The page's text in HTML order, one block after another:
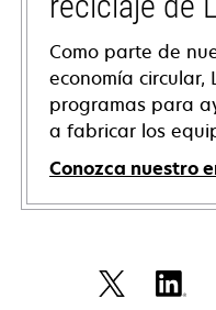
Como parte de
economía circular,
programas para
a fabricar los
Conozca nuestro